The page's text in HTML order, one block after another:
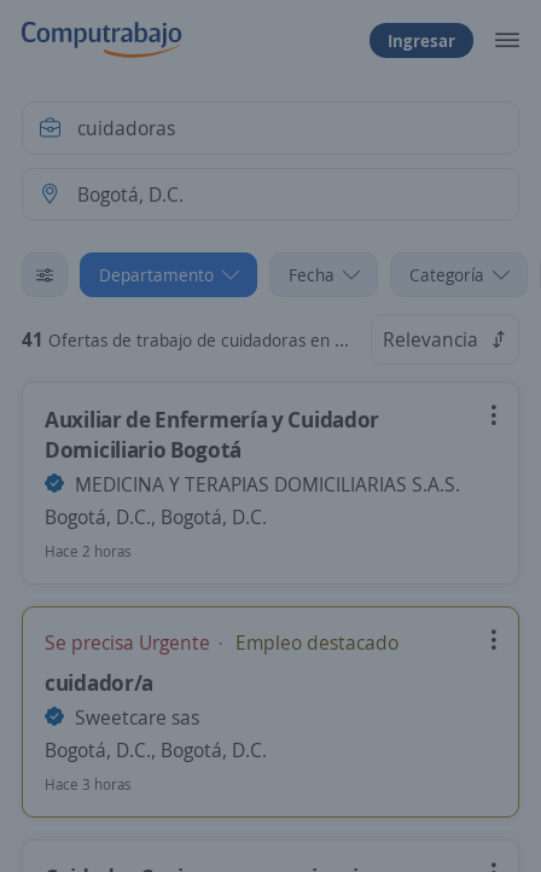
Ingresar
Departamento Fecha Categoría
41 Ofertas de trabajo de cuidadoras en Bogotá, D.C. Relevancia
Auxiliar de Enfermería y Cuidador
Domiciliario Bogotá
MEDICINA Y TERAPIAS DOMICILIARIAS S.A.S.
Bogotá, D.C., Bogotá, D.C.
Hace 2 horas
Se precisa Urgente Empleo destacado
cuidador/a
Sweetcare sas
Bogotá, D.C., Bogotá, D.C.
Hace 3 horas